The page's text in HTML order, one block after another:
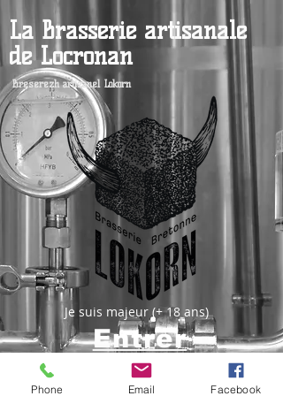
La Brasserie artisanale
de Locronan
Breserezh artizanel Lokorn
Je suis majeur (+ 18 ans)
Entrer
Inscrivez-vous pour être tenu au
Phone Email Facebook